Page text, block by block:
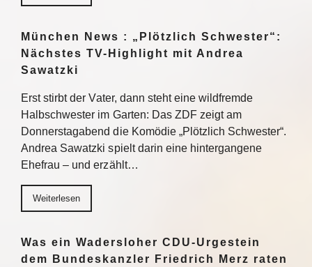
München News : „Plötzlich Schwester“:
Nächstes TV-Highlight mit Andrea
Sawatzki
Erst stirbt der Vater, dann steht eine wildfremde
Halbschwester im Garten: Das ZDF zeigt am
Donnerstagabend die Komödie „Plötzlich Schwester“.
Andrea Sawatzki spielt darin eine hintergangene
Ehefrau – und erzählt…
Weiterlesen
Was ein Wadersloher CDU-Urgestein
dem Bundeskanzler Friedrich Merz raten